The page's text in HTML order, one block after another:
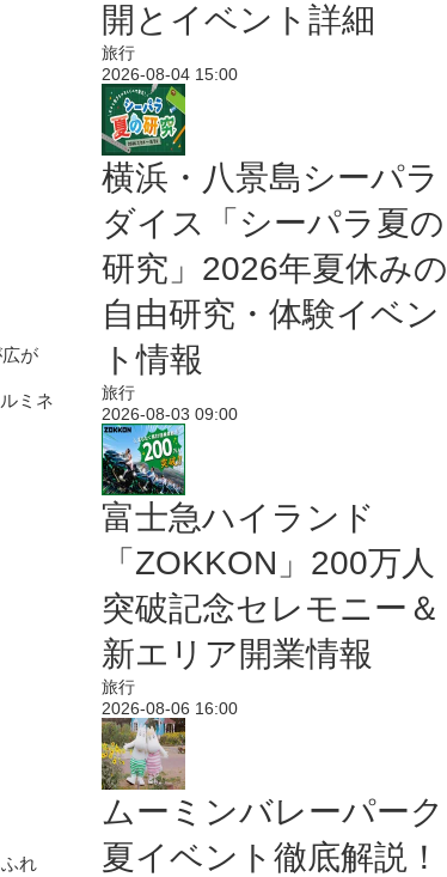
が
ミネ
れ
開とイベント詳細
旅行
2026-08-04 15:00
横浜・八景島シーパラ
ダイス「シーパラ夏の
研究」2026年夏休みの
自由研究・体験イベン
ト情報
旅行
2026-08-03 09:00
富士急ハイランド
「ZOKKON」200万人
突破記念セレモニー＆
新エリア開業情報
旅行
2026-08-06 16:00
ムーミンバレーパーク
夏イベント徹底解説！